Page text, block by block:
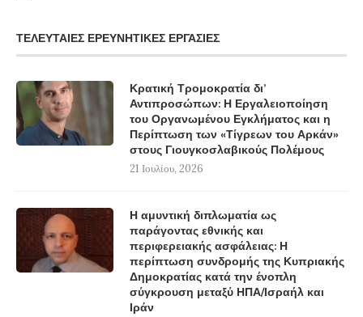
ΤΕΛΕΥΤΑΊΕΣ ΕΡΕΥΝΗΤΙΚΈΣ ΕΡΓΑΣΊΕΣ
Κρατική Τρομοκρατία δι’
Αντιπροσώπων: Η Εργαλειοποίηση
του Οργανωμένου Εγκλήματος και η
Περίπτωση των «Τίγρεων του Αρκάν»
στους Γιουγκοσλαβικούς Πολέμους
21 Ιουλίου, 2026
Η αμυντική διπλωματία ως
παράγοντας εθνικής και
περιφερειακής ασφάλειας: Η
περίπτωση συνδρομής της Κυπριακής
Δημοκρατίας κατά την ένοπλη
σύγκρουση μεταξύ ΗΠΑ/Ισραήλ και
Ιράν